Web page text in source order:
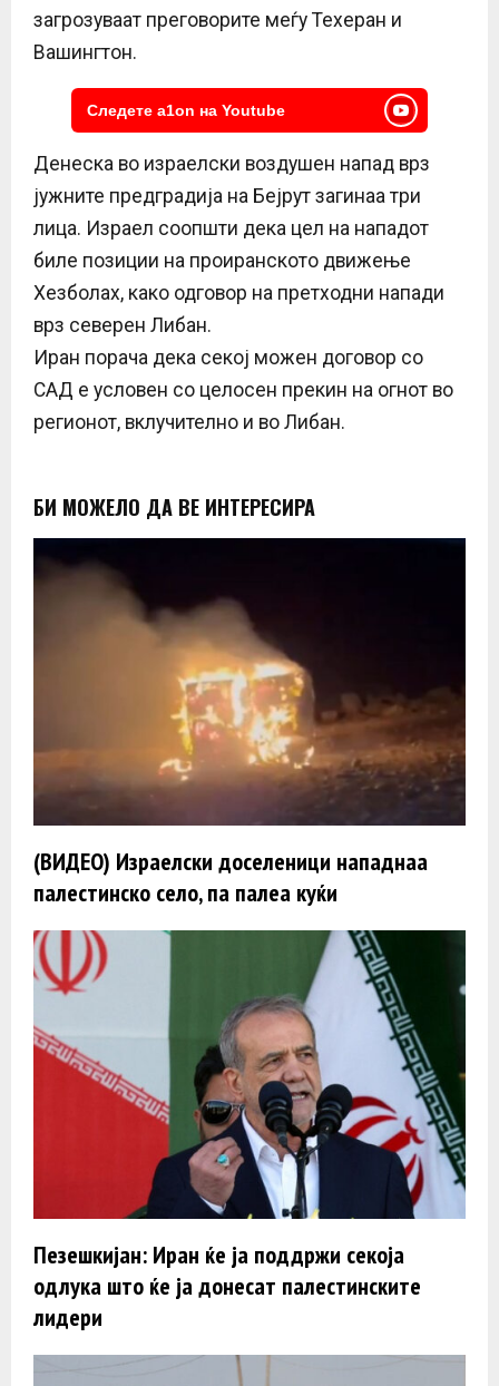
загрозуваат преговорите меѓу Техеран и
Вашингтон.
Следете a1on на Youtube
Денеска во израелски воздушен напад врз
јужните предградија на Бејрут загинаа три
лица. Израел соопшти дека цел на нападот
биле позиции на проиранското движење
Хезболах, како одговор на претходни напади
врз северен Либан.
Иран порача дека секој можен договор со
САД е условен со целосен прекин на огнот во
регионот, вклучително и во Либан.
БИ МОЖЕЛО ДА ВЕ ИНТЕРЕСИРА
(ВИДЕО) Израелски доселеници нападнаа
палестинско село, па палеа куќи
Пезешкијан: Иран ќе ја поддржи секоја
одлука што ќе ја донесат палестинските
лидери